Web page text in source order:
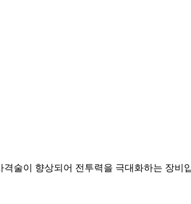
술이 향상되어 전투력을 극대화하는 장비